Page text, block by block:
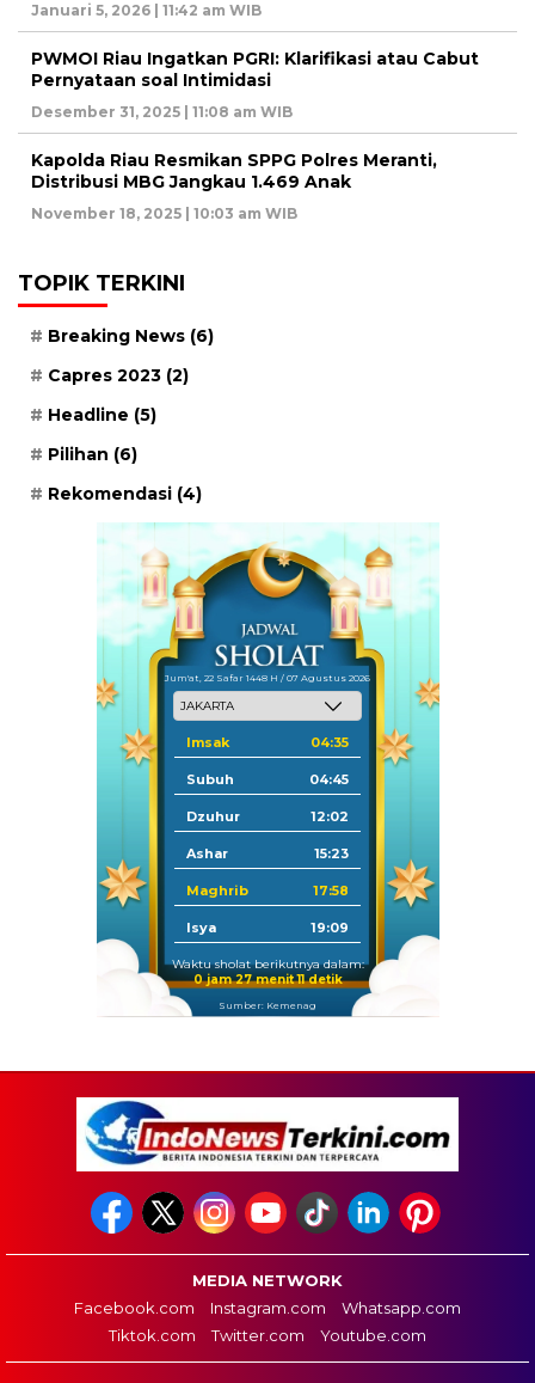
Januari 5, 2026 | 11:42 am WIB
PWMOI Riau Ingatkan PGRI: Klarifikasi atau Cabut
Pernyataan soal Intimidasi
Desember 31, 2025 | 11:08 am WIB
Kapolda Riau Resmikan SPPG Polres Meranti,
Distribusi MBG Jangkau 1.469 Anak
November 18, 2025 | 10:03 am WIB
TOPIK TERKINI
Breaking News (6)
Capres 2023 (2)
Headline (5)
Pilihan (6)
Rekomendasi (4)
Jum'at, 22 Safar 1448 H / 07 Agustus 2026
Imsak 04:35
Subuh 04:45
Dzuhur 12:02
Ashar 15:23
Maghrib 17:58
Isya 19:09
Waktu sholat berikutnya dalam:
0 jam 27 menit 10 detik
Sumber: Kemenag
MEDIA NETWORK
Facebook.com
Instagram.com
Whatsapp.com
Tiktok.com
Twitter.com Youtube.com